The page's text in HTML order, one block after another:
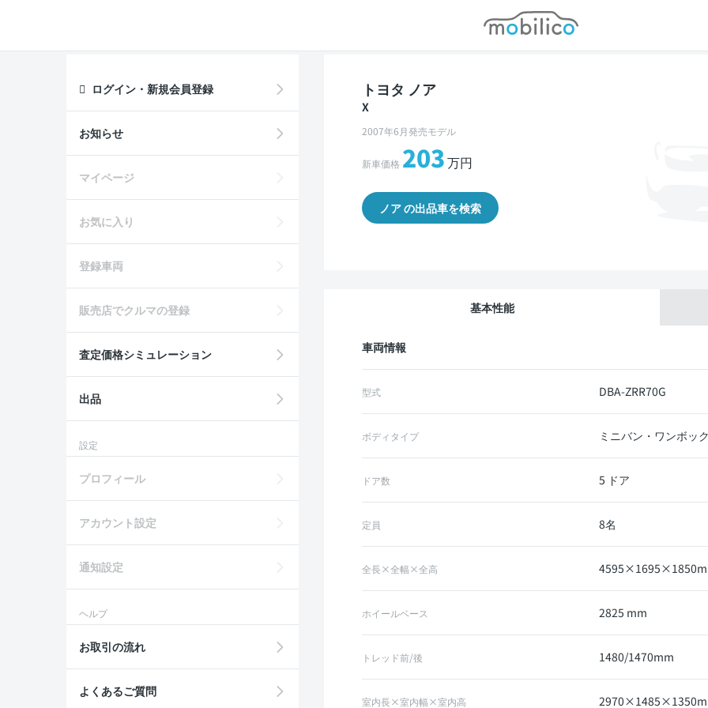
モビリコ
トヨタ ノア
X
2007年6月発売モデル
新車価格 203万円
ノア の出品車を検索
基本性能
車両情報
型式 DBA-ZRR70G
ボディタイプ ミニバン・ワンボッ
ドア数 5 ドア
定員 8名
全長×全幅×全高
ホイールベース 2825 mm
トレッド前/後 1480/1470mm
室内長×室内幅×室内高
ログイン・新規会員登録
お知らせ
マイページ
お気に入り
登録車両
販売店でクルマの登録
査定価格シミュレーション
出品
設定
プロフィール
アカウント設定
通知設定
ヘルプ
お取引の流れ
よくあるご質問